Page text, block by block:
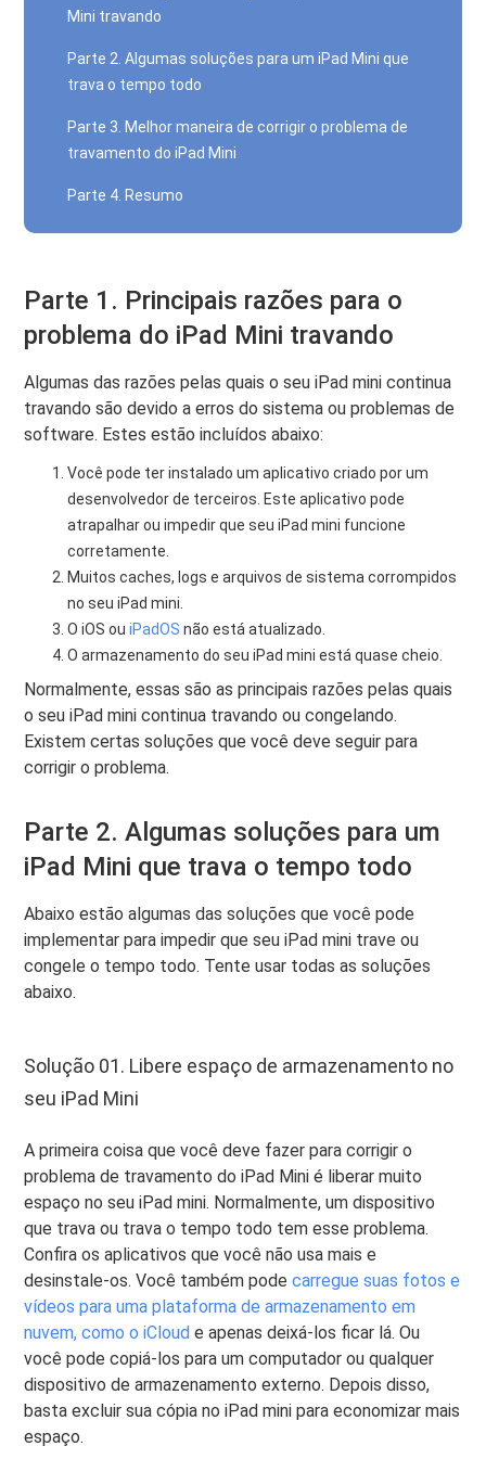
Mini travando
Parte 2. Algumas soluções para um iPad Mini que
trava o tempo todo
Parte 3. Melhor maneira de corrigir o problema de
travamento do iPad Mini
Parte 4. Resumo
Parte 1. Principais razões para o
problema do iPad Mini travando
Algumas das razões pelas quais o seu iPad mini continua
travando são devido a erros do sistema ou problemas de
software. Estes estão incluídos abaixo:
Você pode ter instalado um aplicativo criado por um
desenvolvedor de terceiros. Este aplicativo pode
atrapalhar ou impedir que seu iPad mini funcione
corretamente.
Muitos caches, logs e arquivos de sistema corrompidos
no seu iPad mini.
O iOS ouiPadOS não está atualizado.
O armazenamento do seu iPad mini está quase cheio.
Normalmente, essas são as principais razões pelas quais
o seu iPad mini continua travando ou congelando.
Existem certas soluções que você deve seguir para
corrigir o problema.
Parte 2. Algumas soluções para um
iPad Mini que trava o tempo todo
Abaixo estão algumas das soluções que você pode
implementar para impedir que seu iPad mini trave ou
congele o tempo todo. Tente usar todas as soluções
abaixo.
Solução 01. Libere espaço de armazenamento no
seu iPad Mini
A primeira coisa que você deve fazer para corrigir o
problema de travamento do iPad Mini é liberar muito
espaço no seu iPad mini. Normalmente, um dispositivo
que trava ou trava o tempo todo tem esse problema.
Confira os aplicativos que você não usa mais e
desinstale-os. Você também podecarregue suas fotos e
vídeos para uma plataforma de armazenamento em
nuvem, como o iCloud e apenas deixá-los ficar lá. Ou
você pode copiá-los para um computador ou qualquer
dispositivo de armazenamento externo. Depois disso,
basta excluir sua cópia no iPad mini para economizar mais
espaço.